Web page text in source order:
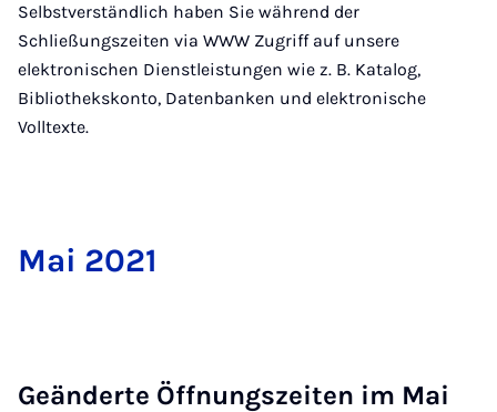
Selbstverständlich haben Sie während der
Schließungszeiten via WWW Zugriff auf unsere
elektronischen Dienstleistungen wie z. B. Katalog,
Bibliothekskonto, Datenbanken und elektronische
Volltexte.
Mai 2021
Ge­än­der­te Öff­nungs­zei­ten im Mai